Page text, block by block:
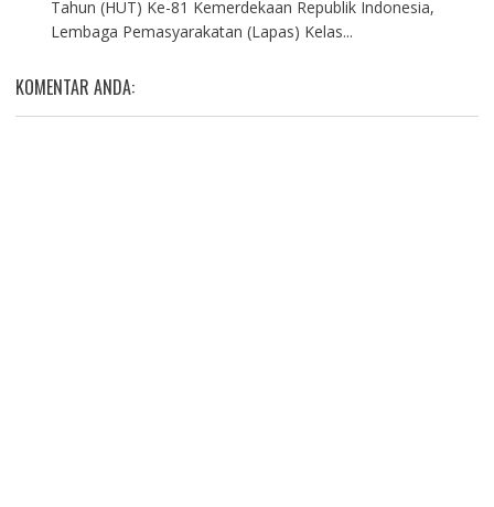
Tahun (HUT) Ke-81 Kemerdekaan Republik Indonesia,
Lembaga Pemasyarakatan (Lapas) Kelas...
KOMENTAR ANDA: